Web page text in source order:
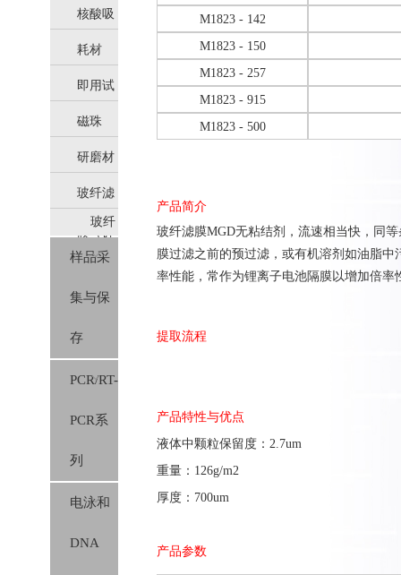
料
核酸吸
附柱
耗材
即用试
剂
磁珠
研磨材
料
玻纤滤
膜（硅
玻纤
滤膜
样品采
集与保
存
PCR/RT-
PCR系
列
电泳和
DNA
M1823 - 142
M1823 - 150
M1823 - 257
M1823 - 915
M1823 - 500
产品简介
玻纤滤膜MGD无粘结剂，流速相当快，同
膜过滤之前的预过滤，或有机溶剂如油脂
率性能，常作为锂离子电池隔膜以增加倍率
提取流程
产品特性与优点
液体中颗粒保留度：2.7um
重量：126g/m2
厚度：700um
产品参数